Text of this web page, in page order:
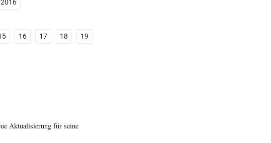
2016
16 17 18
19
Aktualisierung für seine